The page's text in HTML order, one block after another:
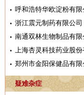
呼和浩特华欧淀粉有限
浙江震元制药有限公司
南通双林生物制品有限
上海杏灵科技药业股
郑州市金阳保健品有限
疑难杂症